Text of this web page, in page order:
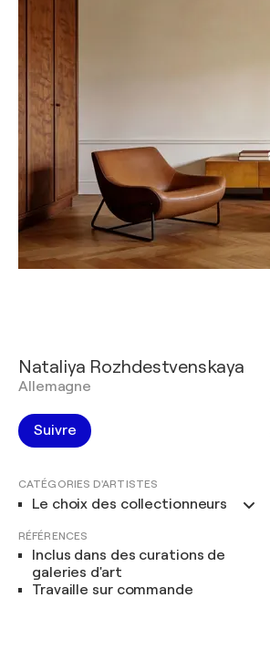
Nataliya Rozhdestvenskaya
Allemagne
Suivre
CATÉGORIES D'ARTISTES
Le choix des collectionneurs
RÉFÉRENCES
Inclus dans des curations de
galeries d'art
Travaille sur commande